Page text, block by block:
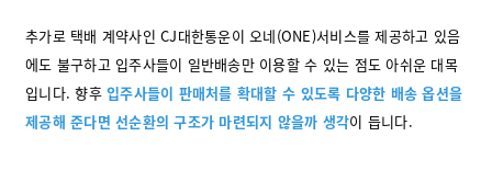
추가로 택배 계약사인 CJ대한통운이 오네(ONE)서비스를 제공하고 있음
에도 불구하고 입주사들이 일반배송만 이용할 수 있는 점도 아쉬운 대목
입니다. 향후입주사들이 판매처를 확대할 수 있도록 다양한 배송 옵션을
제공해 준다면 선순환의 구조가 마련되지 않을까 생각이 듭니다.